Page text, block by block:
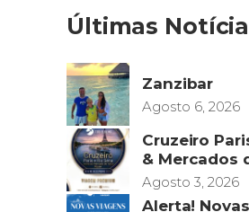
Últimas
Zanzibar
Agosto 6, 2026
Cruzeiro
& Mercados
Agosto 3, 2026
Alerta!